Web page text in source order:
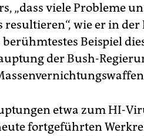
„dass viele Probleme
wie er in
berühmtestes Beispiel
der Bush-
etwa zum HI-
fortgeführten